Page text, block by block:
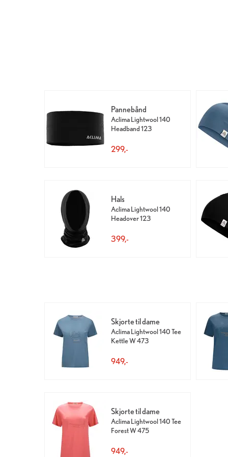
Pannebånd
Aclima Lightwool 140
Headband 123
299,-
Hals
Aclima Lightwool 140
Headover 123
399,-
Skjorte til dame
Aclima Lightwool 140 Tee
Kettle W 473
949,-
Skjorte til dame
Aclima Lightwool 140 Tee
Forest W 475
949,-